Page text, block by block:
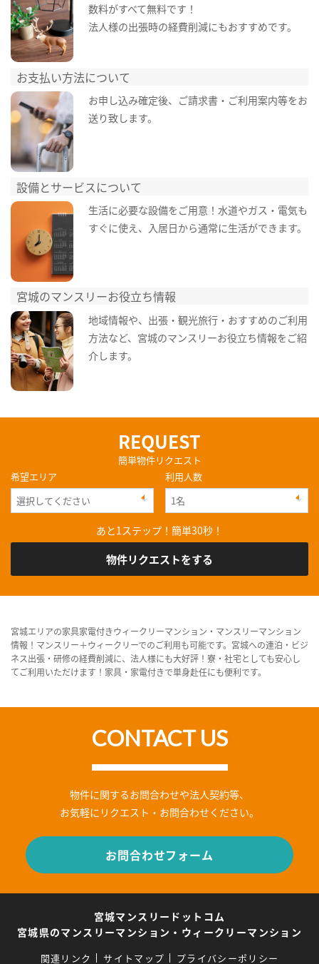
数料がすべて無料です！
法人様の出張時の経費削減にもおすすめです。
お支払い方法について
お申し込み確定後、ご請求書・ご利用案内等をお
送り致します。
設備とサービスについて
生活に必要な設備をご用意！水道やガス・電気も
すぐに使え、入居日から通常に生活ができます。
宮城のマンスリーお役立ち情報
地域情報や、出張・観光旅行・おすすめのご利用
方法など、宮城のマンスリーお役立ち情報をご紹
介します。
REQUEST
簡単物件リクエスト
希望エリア
利用人数
あと1ステップ！簡単30秒！
物件リクエストをする
宮城エリアの家具家電付きウィークリーマンション・マンスリーマンション
情報！マンスリー＋ウィークリーでのご利用も可能です。宮城への連泊・ビジ
ネス出張・研修の経費削減に、法人様にも大好評！寮・社宅としても安心し
てご利用いただけます！家具・家電付きで単身赴任にも便利です。
CONTACT US
物件に関するお問合わせや法人契約等、
お気軽にリクエスト・お問合わせください。
お問合わせフォーム
宮城マンスリードットコム
宮城県のマンスリーマンション・ウィークリーマンション
関連リンク サイトマップ プライバシーポリシー